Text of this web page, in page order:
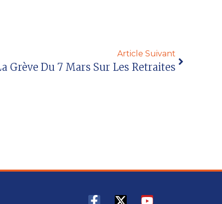
Article Suivant
Grève Du 7 Mars Sur Les Retraites